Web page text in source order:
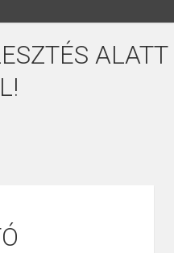
ALATT